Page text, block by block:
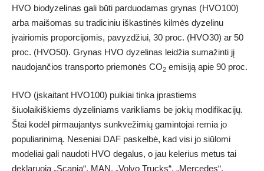
HVO biodyzelinas gali būti parduodamas grynas (HVO100)
arba maišomas su tradiciniu iškastinės kilmės dyzelinu
įvairiomis proporcijomis, pavyzdžiui, 30 proc. (HVO30) ar 50
proc. (HVO50). Grynas HVO dyzelinas leidžia sumažinti jį
naudojančios transporto priemonės CO2 emisiją apie 90 proc.
HVO (įskaitant HVO100) puikiai tinka įprastiems
šiuolaikiškiems dyzeliniams varikliams be jokių modifikacijų.
Štai kodėl pirmaujantys sunkvežimių gamintojai remia jo
populiarinimą. Neseniai DAF paskelbė, kad visi jo siūlomi
modeliai gali naudoti HVO degalus, o jau kelerius metus tai
deklaruoja „Scania“, MAN, „Volvo Trucks“, „Mercedes“,